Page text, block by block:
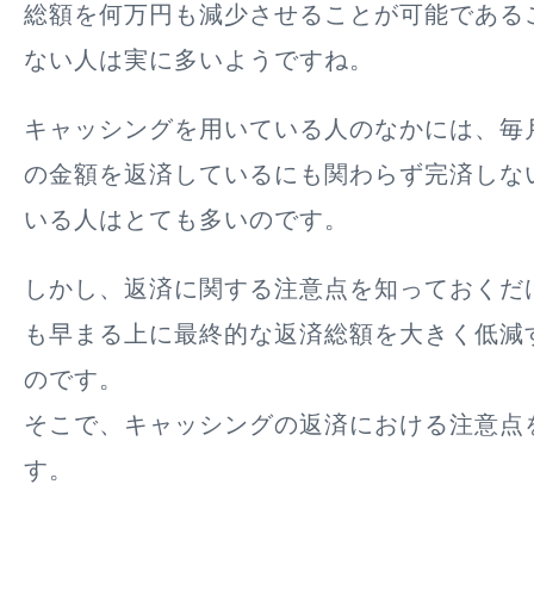
総額を何万円も減少させることが可能である
ない人は実に多いようですね。
キャッシングを用いている人のなかには、
の金額を返済しているにも関わらず完済しな
いる人はとても多いのです。
しかし、返済に関する注意点を知っておく
も早まる上に最終的な返済総額を大きく低
のです。
そこで、キャッシングの返済における注意点
す。